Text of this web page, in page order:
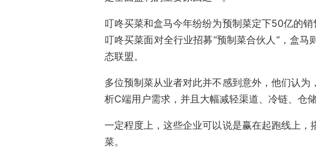
叮咚买菜和盒马今年纷纷为预制菜定下50亿的销
叮咚买菜面对全行业招募“预制菜合伙人”，盒
态联盟。
多位预制菜从业者对此并不感到意外，他们认
析C端用户需求，并且大幅减轻渠道、冷链、仓
一定程度上，这些企业可以说是赢在起跑线上
菜。